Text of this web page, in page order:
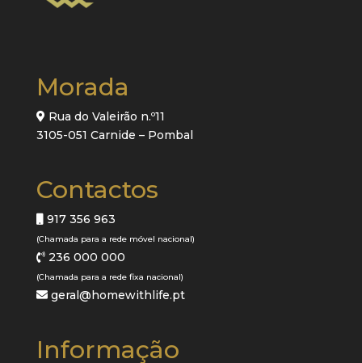
Morada
Rua do Valeirão n.º11
3105-051 Carnide – Pombal
Contactos
917 356 963
(Chamada para a rede móvel nacional)
236 000 000
(Chamada para a rede fixa nacional)
geral@homewithlife.pt
Informação